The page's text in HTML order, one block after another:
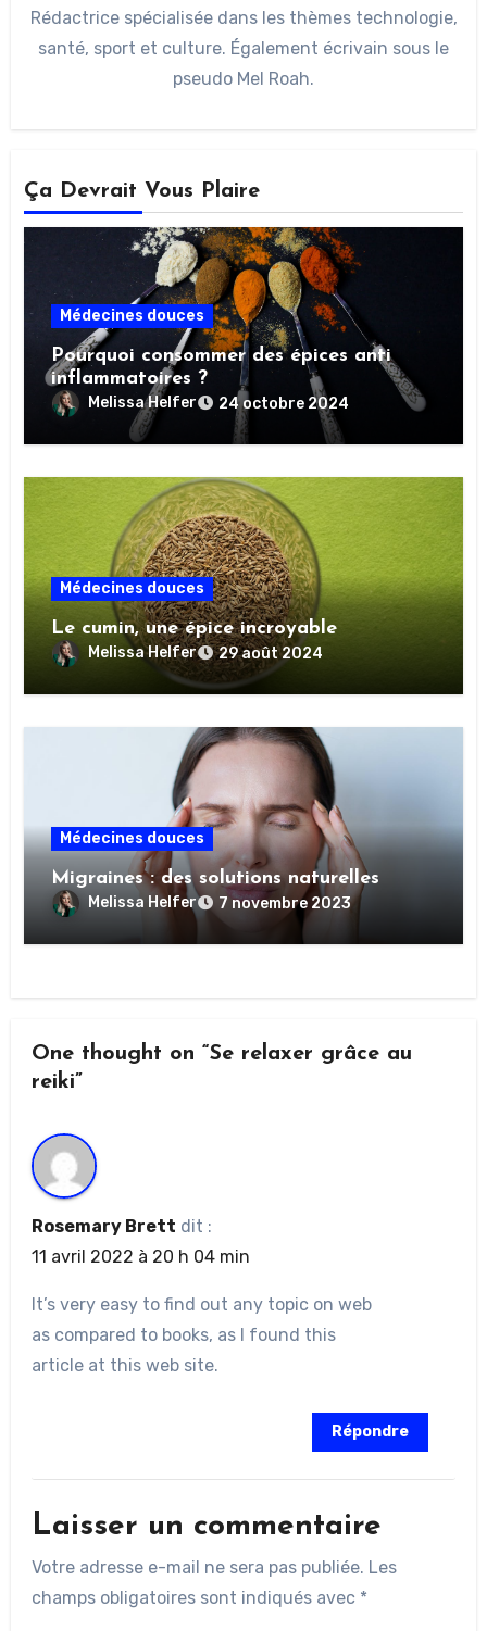
Rédactrice spécialisée dans les thèmes technologie,
santé, sport et culture. Également écrivain sous le
pseudo Mel Roah.
Ça Devrait Vous Plaire
Médecines douces
Pourquoi consommer des épices anti
inflammatoires ?
Melissa Helfer 24 octobre 2024
Médecines douces
Le cumin, une épice incroyable
Melissa Helfer 29 août 2024
Médecines douces
Migraines : des solutions naturelles
Melissa Helfer 7 novembre 2023
One thought on “Se relaxer grâce au
reiki”
Rosemary Brett dit :
11 avril 2022 à 20 h 04 min
It’s very easy to find out any topic on web
as compared to books, as I found this
article at this web site.
Répondre
Laisser un commentaire
Votre adresse e-mail ne sera pas publiée. Les
champs obligatoires sont indiqués avec *